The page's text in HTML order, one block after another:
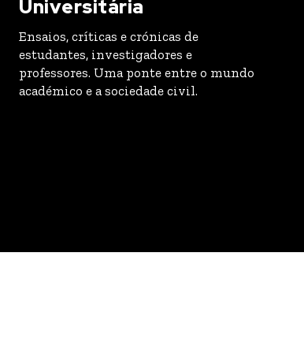
Universitária
Ensaios, críticas e crónicas de
estudantes, investigadores e
professores. Uma ponte entre o mundo
académico e a sociedade civil.